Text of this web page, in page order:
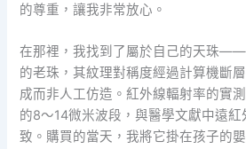
的尊重，讓我非常放心。
在那裡，我找到了屬於自己的天珠
的老珠，其紋理對稱度經過計算機斷
成而非人工仿造。紅外線輻射率的實
的8～14微米波段，與醫學文獻中遠
致。購買的當天，我將它掛在孩子的